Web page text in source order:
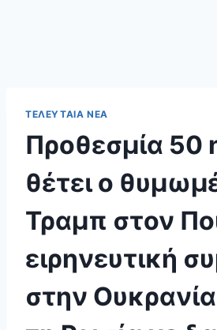
ΤΕΛΕΥΤΑΊΑ ΝΈΑ
Προθεσμία 50
θέτει ο
Τραμπ στον
ειρηνευτική
στην